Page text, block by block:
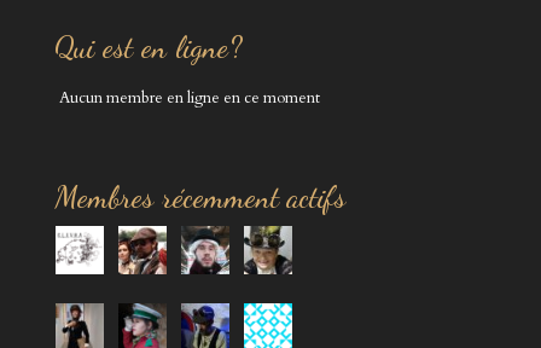
Qui est en ligne?
Aucun membre en ligne en ce moment
Membres récemment actifs